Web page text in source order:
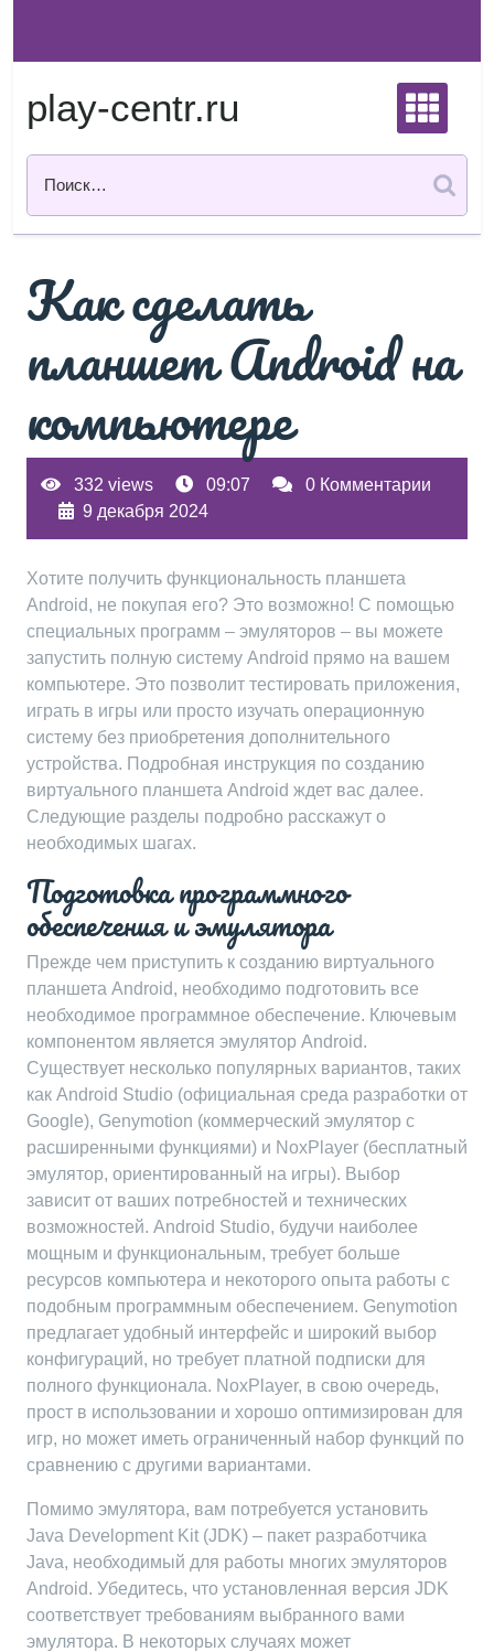
содержимому
play-centr.ru
Как сделать
планшет Android на
компьютере
332 views 09:07
0 Комментарии
9 декабря 2024
Хотите получить функциональность планшета
Android, не покупая его? Это возможно! С помощью
специальных программ – эмуляторов – вы можете
запустить полную систему Android прямо на вашем
компьютере. Это позволит тестировать приложения,
играть в игры или просто изучать операционную
систему без приобретения дополнительного
устройства. Подробная инструкция по созданию
виртуального планшета Android ждет вас далее.
Следующие разделы подробно расскажут о
необходимых шагах.
Подготовка программного
обеспечения и эмулятора
Прежде чем приступить к созданию виртуального
планшета Android, необходимо подготовить все
необходимое программное обеспечение. Ключевым
компонентом является эмулятор Android.
Существует несколько популярных вариантов, таких
как Android Studio (официальная среда разработки от
Google), Genymotion (коммерческий эмулятор с
расширенными функциями) и NoxPlayer (бесплатный
эмулятор, ориентированный на игры). Выбор
зависит от ваших потребностей и технических
возможностей. Android Studio, будучи наиболее
мощным и функциональным, требует больше
ресурсов компьютера и некоторого опыта работы с
подобным программным обеспечением. Genymotion
предлагает удобный интерфейс и широкий выбор
конфигураций, но требует платной подписки для
полного функционала. NoxPlayer, в свою очередь,
прост в использовании и хорошо оптимизирован для
игр, но может иметь ограниченный набор функций по
сравнению с другими вариантами.
Помимо эмулятора, вам потребуется установить
Java Development Kit (JDK) – пакет разработчика
Java, необходимый для работы многих эмуляторов
Android. Убедитесь, что установленная версия JDK
соответствует требованиям выбранного вами
эмулятора. В некоторых случаях может